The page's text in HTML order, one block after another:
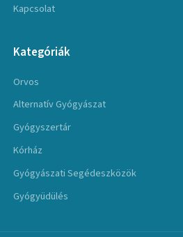
Kapcsolat
Kategóriák
Orvos
Alternatív Gyógyászat
Gyógyszertár
Kórház
Gyógyászati Segédeszközök
Gyógyüdülés